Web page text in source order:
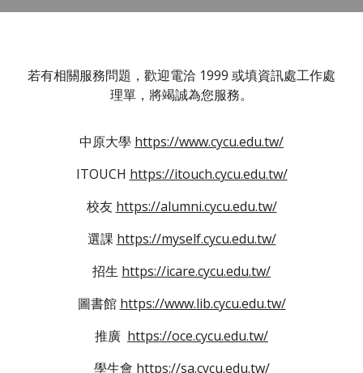
若有相關服務問題，歡迎電洽 1999 或填資訊處工作處
理單，將竭誠為您服務。
中原大學 https://www.cycu.edu.tw/
ITOUCH https://itouch.cycu.edu.tw/
校友 https://alumni.cycu.edu.tw/
選課 https://myself.cycu.edu.tw/
招生 https://icare.cycu.edu.tw/
圖書館 https://www.lib.cycu.edu.tw/
推廣 https://oce.cycu.edu.tw/
學生會 https://sa.cycu.edu.tw/